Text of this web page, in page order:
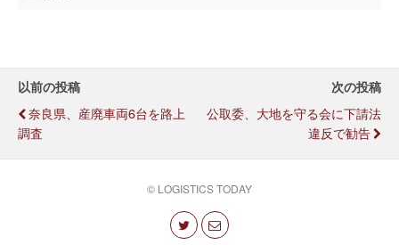
以前の投稿
奈良県、産廃車両6台を路上
調査
次の投稿
公取委、大地を守る会に下請法
違反で勧告
© LOGISTICS TODAY